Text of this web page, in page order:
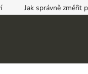
Jak správně změřit